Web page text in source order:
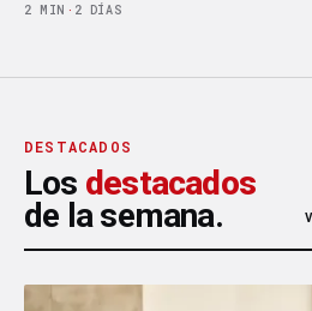
2 MIN · 2 DÍAS
DESTACADOS
Los destacados
de la semana.